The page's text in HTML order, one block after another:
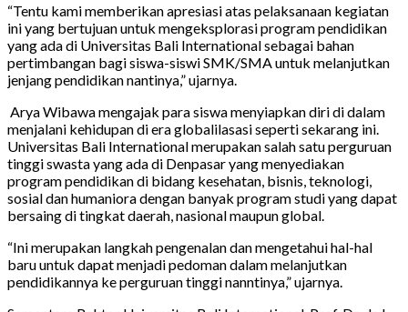
“Tentu kami memberikan apresiasi atas pelaksanaan kegiatan
ini yang bertujuan untuk mengeksplorasi program pendidikan
yang ada di Universitas Bali International sebagai bahan
pertimbangan bagi siswa-siswi SMK/SMA untuk melanjutkan
jenjang pendidikan nantinya,” ujarnya.
Arya Wibawa mengajak para siswa menyiapkan diri di dalam
menjalani kehidupan di era globalilasasi seperti sekarang ini.
Universitas Bali International merupakan salah satu perguruan
tinggi swasta yang ada di Denpasar yang menyediakan
program pendidikan di bidang kesehatan, bisnis, teknologi,
sosial dan humaniora dengan banyak program studi yang dapat
bersaing di tingkat daerah, nasional maupun global.
“Ini merupakan langkah pengenalan dan mengetahui hal-hal
baru untuk dapat menjadi pedoman dalam melanjutkan
pendidikannya ke perguruan tinggi nanntinya,” ujarnya.